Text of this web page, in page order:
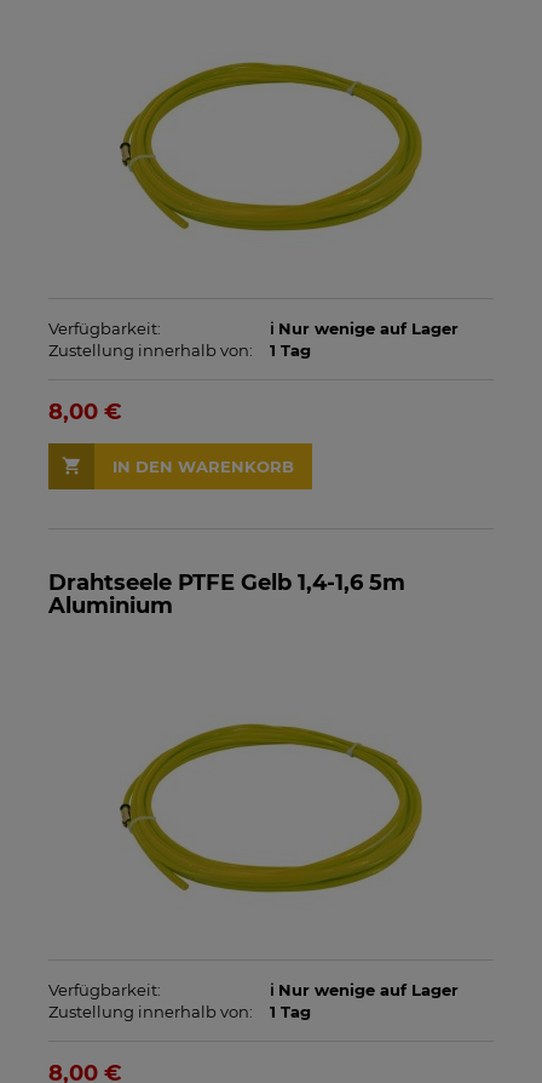
Verfügbarkeit:
ℹ️ Nur wenige auf Lager
Zustellung innerhalb von:
1 Tag
8,00 €
IN DEN WARENKORB
Drahtseele PTFE Gelb 1,4-1,6 5m
Aluminium
Verfügbarkeit:
ℹ️ Nur wenige auf Lager
Zustellung innerhalb von:
1 Tag
8,00 €